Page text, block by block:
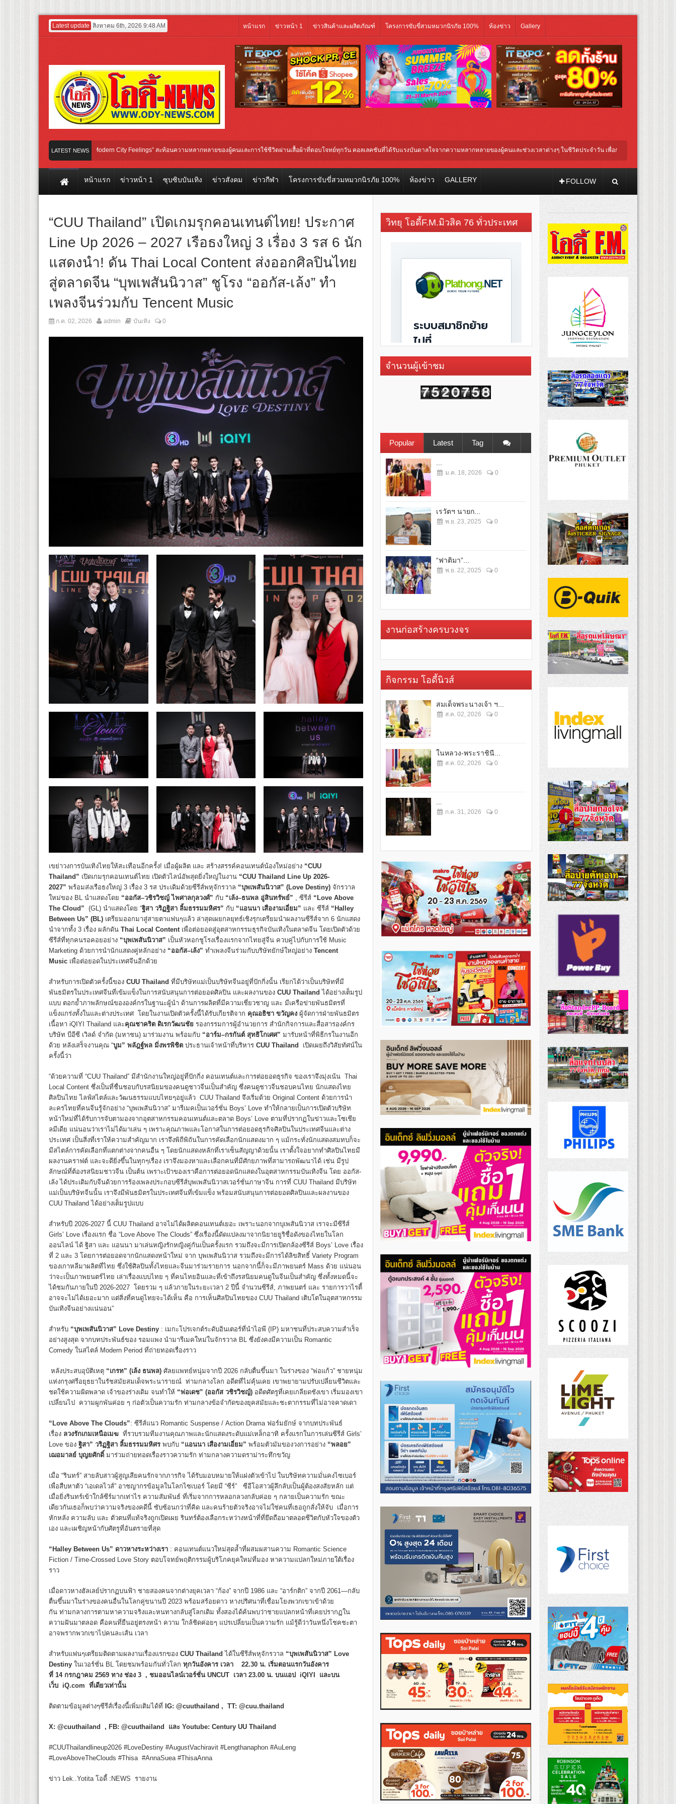
Latest update สิงหาคม 6th, 2026 9:48 AM หน้าแรก ข่าวหน้า 1 ข่าวสินค้าและผลิตภัณฑ์ โครงการขับขี่สวมหมวกนิรภัย 100% ห้องข่าว Gallery
LATEST NEWS
2026 ภายใต้คอนเซปต์ “Modern City Feelings” สะท้อนความหลากหลายของผู้คนและการใช้ชีวิตผ่านเสื้อผ้าที่ตอบโจทย์ทุกวัน คอลเลคชันที่ได้รับแรงบันดาลใจจากความหลากหลายของผู้คนและช่วงเวลาต่างๆ ในชีวิตประจำวัน เพื่อการแต่งตัวที่ตอบโจทย์ทุกโอกาส
ร่วมฉลอง 5 ปี ASIA HARLEY DAYS™ 2026 เทศกาลโมโตไลฟ์สไตล์ที่นักขี่ทั่วเอเชียรอคอย ฉลองเทศกาลวันแม่ “ลิ้นติดโปรแฟร์ พาแม่มาชีทเดย์” ก้อง – ท็อป ชวน คุณแม่ลูก 2 รถเมล์ คะนึงนิจ พร้อม “น้องคิด” – “น้องนิจ” ร่วมเติมเต็มความสุข อิ่มอร่อย กับช่วงเว
หน้าแรก ข่าวหน้า 1 ซุบซิบบันเทิง ข่าวสังคม ข่าวกีฬา โครงการขับขี่สวมหมวกนิรภัย 100% ห้องข่าว GALLERY FOLLOW
“CUU Thailand” เปิดเกมรุกคอนเทนต์ไทย! ประกาศ
Line Up 2026 – 2027 เรือธงใหญ่ 3 เรื่อง 3 รส 6 นัก
แสดงนำ! ดัน Thai Local Content ส่งออกศิลปินไทย
สู่ตลาดจีน “บุพเพสันนิวาส” ชูโรง “ออกัส-เล้ง” ทำ
เพลงจีนร่วมกับ Tencent Music
ก.ค. 02, 2026 admin บันเทิง 0
เขย่าวงการบันเทิงไทยให้สะเทือนอีกครั้ง! เมื่อผู้ผลิต และ สร้างสรรค์คอนเทนต์น้องใหม่อย่าง “CUU
Thailand” เปิดเกมรุกคอนเทนต์ไทย เปิดตัวไลน์อัพสุดยิ่งใหญ่ในงาน “CUU Thailand Line Up 2026-
2027” พร้อมส่งเรือธงใหญ่ 3 เรื่อง 3 รส ประเดิมด้วยซีรีส์พหุจักรวาล “บุพเพสันนิวาส” (Love Destiny) จักรวาล
ใหม่ของ BL นำแสดงโดย “ออกัส–วชิรวิชญ์ ไพศาลกุลวงศ์” กับ “เล้ง–ธนพล อู่สินทรัพย์” , ซีรีส์ “Love Above
The Cloud” (GL) นำแสดงโดย “ฐิสา วริฏฐิสา ลิ้มธรรมมหิศร” กับ “แอนนา เสืองามเอี่ยม” และ ซีรีส์ “Halley
Between Us” (BL) เตรียมออกมาสู่สายตาแฟนๆแล้ว ล่าสุดเผยกลยุทธ์เชิงรุกเตรียมนำผลงานซีรีส์จาก 6 นักแสดง
นำจากทั้ง 3 เรื่อง ผลักดัน Thai Local Content เพื่อต่อยอดสู่อุตสาหกรรมธุรกิจบันเทิงในตลาดจีน โดยเปิดตัวด้วย
ซีรีส์ที่ทุกคนรอคอยอย่าง “บุพเพสันนิวาส” เป็นหัวหอกชูโรงเรื่องแรกจากไทยสู่จีน ควบคู่ไปกับการใช้ Music
Marketing ด้วยการนำนักแสดงคู่หลักอย่าง “ออกัส–เล้ง” ทำเพลงจีนร่วมกับบริษัทยักษ์ใหญ่อย่าง Tencent
Music เพื่อต่อยอดในประเทศจีนอีกด้วย
สำหรับการเปิดตัวครั้งนี้ของ CUU Thailand ที่มีบริษัทแม่เป็นบริษัทจีนอยู่ที่ปักกิ่งนั้น เรียกได้ว่าเป็นบริษัทที่มี
พันธมิตรในประเทศจีนที่เข้มแข็งในการสนับสนุนการต่อยอดศิลปิน และผลงานของ CUU Thailand ได้อย่างเต็มรูป
แบบ ตอกย้ำภาพลักษณ์ขององค์กรในฐานะผู้นำ ด้านการผลิตที่มีความเชี่ยวชาญ และ มีเครือข่ายพันธมิตรที่
แข็งแกร่งทั้งในและต่างประเทศ โดยในงานเปิดตัวครั้งนี้ได้รับเกียรติจาก คุณอธิชา ขวัญคง ผู้จัดการฝ่ายพันธมิตร
เนื้อหา iQIYI Thailand และคุณชาคริต ดิเรกวัฒนชัย รองกรรมการผู้อำนวยการ สำนักกิจการและสื่อสารองค์กร
บริษัท บีอีซี เวิลด์ จำกัด (มหาชน) มาร่วมงาน พร้อมกับ “อาร์ม–กรกันต์ สุทธิโกเศศ” มารับหน้าที่พิธีกรในงานอีก
ด้วย หลังเสร็จงานคุณ “บูม” พลัฎฐ์พล มิ่งพรพิชิต ประธานเจ้าหน้าที่บริหาร CUU Thailand เปิดเผยถึงวิสัยทัศน์ใน
ครั้งนี้ว่า
“ด้วยความที่ “CUU Thailand” มีสำนักงานใหญ่อยู่ที่ปักกิ่ง คอนเทนต์และการต่อยอดธุรกิจ ของเราจึงมุ่งเน้น Thai
Local Content ซึ่งเป็นที่ชื่นชอบกับรสนิยมของคนดูชาวจีนเป็นสำคัญ ซึ่งคนดูชาวจีนชอบคนไทย นักแสดงไทย
ศิลปินไทย ไลฟ์สไตล์และวัฒนธรรมแบบไทยๆอยู่แล้ว CUU Thailand จึงเริ่มด้วย Original Content ด้วยการนำ
ละครไทยที่คนจีนรู้จักอย่าง “บุพเพสันนิวาส” มารีเมคเป็นเวอร์ชั่น Boys’ Love ทำให้กลายเป็นการเปิดตัวบริษัท
หน้าใหม่ที่ได้รับการจับตามองจากอุตสาหกรรมคอนเทนต์และตลาด Boys’ Love ตามที่ปรากฏในข่าวและโซเชีย
ลมีเดีย แน่นอนว่าเราไม่ได้มาเล่น ๆ เพราะคุณภาพและโอกาสในการต่อยอดธุรกิจศิลปินในประเทศจีนและต่าง
ประเทศ เป็นสิ่งที่เราให้ความสำคัญมาก เราจึงพิถีพิถันในการคัดเลือกนักแสดงมาก ๆ แม้กระทั่งนักแสดงสมทบก็จะ
มีสไตล์การคัดเลือกที่แตกต่างจากคนอื่น ๆ โดยนักแสดงหลักที่เราเซ็นสัญญาด้วยนั้น เราตั้งใจอยากทำศิลปินไทยมี
ผลงานคราฟต์ และจะดียิ่งขึ้นในทุกๆเรื่อง เราจึงมองหาและเลือกคนที่มีศักยภาพที่สามารถพัฒนาได้ เช่น มีรูป
ลักษณ์ที่ต้องรสนิยมชาวจีน เป็นต้น เพราะเป้าของเราคือการต่อยอดนักแสดงในอุตสาหกรรมบันเทิงจีน โดย ออกัส-
เล้ง ได้ประเดิมกับจีนด้วยการร้องเพลงประกอบซีรีส์บุพเพสันนิวาสเวอร์ชั่นภาษาจีน การที่ CUU Thailand มีบริษัท
แม่เป็นบริษัทจีนนั้น เราจึงมีพันธมิตรในประเทศจีนที่เข้มแข็ง พร้อมสนับสนุนการต่อยอดศิลปินและผลงานของ
CUU Thailand ได้อย่างเต็มรูปแบบ
สำหรับปี 2026-2027 นี้ CUU Thailand อาจไม่ได้ผลิตคอนเทนต์เยอะ เพราะนอกจากบุเพสันนิวาส เราจะมีซีรีส์
Girls’ Love เรื่องแรก ชื่อ “Love Above The Clouds” ซึ่งเรื่องนี้ดัดแปลงมาจากนิยายยูริชื่อดังของไทยในโลก
ออนไลน์ ได้ ฐิสา และ แอนนา มาเล่นหญิงรักหญิงคู่กันเป็นครั้งแรก รวมถึงจะมีการเปิดกล้องซีรีส์ Boys’ Love เรื่อง
ที่ 2 และ 3 โดยการต่อยอดจากนักแสดงหน้าใหม่ จาก บุพเพสันนิวาส รวมถึงจะมีการได้ลิขสิทธิ์ Variety Program
ของเกาหลีมาผลิตที่ไทย ซึ่งใช้ศิลปินทั้งไทยและจีนมาร่วมรายการ นอกจากนี้ก็จะมีภาพยนตร์ Mass ด้วย แน่นอน
ว่าจะเป็นภาพยนตร์ไทย เล่าเรื่องแบบไทย ๆ ที่คนไทยอินและที่เข้าถึงรสนิยมคนดูในจีนเป็นสำคัญ ซึ่งทั้งหมดนี้จะ
ได้ชมกันภายในปี 2026-2027 โดยรวม ๆ แล้วภายในระยะเวลา 2 ปีนี้ จำนวนซีรีส์, ภาพยนตร์ และ รายการวาไรตี้
อาจจะไม่ได้เยอะมาก แต่สิ่งที่คนดูไทยจะได้เห็น คือ การเห็นศิลปินไทยของ CUU Thailand เติบโตในอุตสาหกรรม
บันเทิงจีนอย่างแน่นอน”
สำหรับ “บุพเพสันนิวาส” Love Destiny : เมกะโปรเจกต์ระดับอินเตอร์ที่นำไอพี (IP) มหาชนที่ประสบความสำเร็จ
อย่างสูงสุด จากบทประพันธ์ของ รอมแพง นำมารีเมคใหม่ในจักรวาล BL ซึ่งยังคงมีความเป็น Romantic
Comedy ในสไตล์ Modern Period ที่ถ่ายทอดเรื่องราว
หลังประสบอุบัติเหตุ “เกรท” (เล้ง ธนพล) ศัลยแพทย์หนุ่มจากปี 2026 กลับตื่นขึ้นมา ในร่างของ “พ่อแก้ว” ชายหนุ่ม
แห่งกรุงศรีอยุธยาในรัชสมัยสมเด็จพระนารายณ์ ท่ามกลางโลก อดีตที่ไม่คุ้นเคย เขาพยายามปรับเปลี่ยนชีวิตและ
ชดใช้ความผิดพลาด เจ้าของร่างเดิม จนทำให้ “พ่อเดช” (ออกัส วชิรวิชญ์) อดีตศัตรูที่เคยเกลียดชังเขา เริ่มมองเขา
เปลี่ยนไป ความผูกพันค่อย ๆ ก่อตัวเป็นความรัก ท่ามกลางข้อจำกัดของยุคสมัยและชะตากรรมที่ไม่อาจคาดเดา
“Love Above The Clouds”: ซีรีส์แนว Romantic Suspense / Action Drama ฟอร์มยักษ์ จากบทประพันธ์
เรื่อง ลวงรักเกมเหนือเมฆ ที่รวบรวมทีมงานคุณภาพและนักแสดงระดับแม่เหล็กอาทิ ครั้งแรกในการเล่นซีรีส์ Girls’
Love ของ ฐิสา” วริฏฐิสา ลิ้มธรรมมหิศร พบกับ “แอนนา เสืองามเอี่ยม” พร้อมตัวมัมของวงการอย่าง “พลอย”
เฌอมาลย์ บุญยศักดิ์ มาร่วมถ่ายทอดเรื่องราวความรัก ท่ามกลางความดราม่าระทึกขวัญ
เมื่อ “รินทร์” สายลับสาวผู้สูญเสียคนรักจากภารกิจ ได้รับมอบหมายให้แฝงตัวเข้าไป ในบริษัทความมั่นคงไซเบอร์
เพื่อสืบหาตัว “เอเดลไวส์” อาชญากรข้อมูลในโลกไซเบอร์ โดยมี “ซีร์” ซีอีโอสาวผู้ลึกลับเป็นผู้ต้องสงสัยหลัก แต่
เมื่อยิ่งรินทร์เข้าใกล้ซีร์มากเท่าไร ความสัมพันธ์ ที่เริ่มจากการหลอกลวงกลับค่อย ๆ กลายเป็นความรัก ขณะ
เดียวกันเธอก็พบว่าความจริงของคดีนี้ ซับซ้อนกว่าที่คิด และคนร้ายตัวจริงอาจไม่ใช่คนที่เธอถูกสั่งให้จับ เมื่อการ
หักหลัง ความลับ และ ตัวตนที่แท้จริงถูกเปิดเผย รินทร์ต้องเลือกระหว่างหน้าที่ที่ยึดถือมาตลอดชีวิตกับหัวใจของตัว
เอง และเผชิญหน้ากับศัตรูที่อันตรายที่สุด
“Halley Between Us” ดาวหางระหว่างเรา : คอนเทนต์แนวใหม่สุดล้ำที่ผสมผสานความ Romantic Science
Fiction / Time-Crossed Love Story ตอบโจทย์พฤติกรรมผู้บริโภคยุคใหม่ที่มอง หาความแปลกใหม่ภายใต้เรื่อง
ราว
เมื่อดาวหางฮัลเลย์ปรากฏบนฟ้า ชายสองคนจากต่างยุคเวลา “ก้อง” จากปี 1986 และ “อาร์กติก” จากปี 2061—กลับ
ตื่นขึ้นมาในร่างของคนอื่นในโลกคู่ขนานปี 2023 พร้อมสร้อยดาว หางปริศนาที่เชื่อมโยงพวกเขาเข้าด้วย
กัน ท่ามกลางการตามหาความจริงและหนทางกลับสู่โลกเดิม ทั้งสองได้ค้นพบว่าชายแปลกหน้าที่เคยปรากฏใน
ความฝันมาตลอด คือคนที่ยืนอยู่ตรงหน้า ความ ใกล้ชิดค่อยๆ แปรเปลี่ยนเป็นความรัก แม้รู้ดีว่าวันหนึ่งโชคชะตา
อาจพรากพวกเขาไปคนละเส้น เวลา
สำหรับแฟนๆเตรียมติดตามผลงานเรื่องแรกของ CUU Thailand ได้ในซีรีส์พหุจักรวาล “บุพเพสันนิวาส” Love
Destiny ในเวอร์ชั่น BL โดยชมพร้อมกันทั่วโลก ทุกวันอังคาร เวลา 22.30 น. เริ่มตอนแรกวันอังคาร
ที่ 14 กรกฎาคม 2569 ทาง ช่อง 3 , ชมออนไลน์เวอร์ชั่น UNCUT เวลา 23.00 น. บนแอป iQIYI
และบน
เว็บ iQ.com ที่เดียวเท่านั้น
ติดตามข้อมูลต่างๆซีรีส์เรื่องนี้เพิ่มเติมได้ที่ IG: @cuuthailand , TT: @cuu.thailand
X: @cuuthailand , FB: @cuuthailand และ Youtube: Century UU Thailand
#CUUThailandlineup2026 #LoveDestiny #AugustVachiravit #Lengthanaphon #AuLeng
#LoveAboveTheClouds #Thisa #AnnaSuea #ThisaAnna
ข่าว Lek..Yotita โอดี้ :NEWS รายงาน
วิทยุ โอดี้F.M.มิวสิค 76 ทั่วประเทศ
จำนวนผู้เข้าชม
Popular Latest Tag
ม.ค. 18, 2026 0
เรวัตฯ นายก...
พ.ย. 23, 2025 0
“ฟาติมา”...
พ.ย. 22, 2025 0
งานก่อสร้างครบวงจร
กิจกรรม โอดี้นิวส์
สมเด็จพระนางเจ้า ฯ...
ส.ค. 02, 2026 0
ในหลวง-พระราชินี...
ส.ค. 02, 2026 0
ก.ค. 31, 2026 0